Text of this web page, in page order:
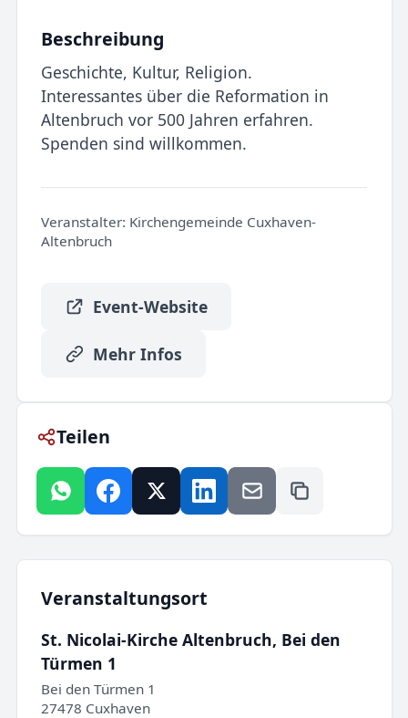
Beschreibung
Geschichte, Kultur, Religion.
Interessantes über die Reformation in
Altenbruch vor 500 Jahren erfahren.
Spenden sind willkommen.
Veranstalter: Kirchengemeinde Cuxhaven-
Altenbruch
Event-Website
Mehr Infos
Teilen
Veranstaltungsort
St. Nicolai-Kirche Altenbruch, Bei den
Türmen 1
Bei den Türmen 1
27478 Cuxhaven